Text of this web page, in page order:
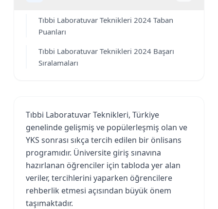
Tıbbi Laboratuvar Teknikleri 2024 Taban
Puanları
Tıbbi Laboratuvar Teknikleri 2024 Başarı
Sıralamaları
Tıbbi Laboratuvar Teknikleri, Türkiye
genelinde gelişmiş ve popülerleşmiş olan ve
YKS sonrası sıkça tercih edilen bir önlisans
programıdır. Üniversite giriş sınavına
hazırlanan öğrenciler için tabloda yer alan
veriler, tercihlerini yaparken öğrencilere
rehberlik etmesi açısından büyük önem
taşımaktadır.